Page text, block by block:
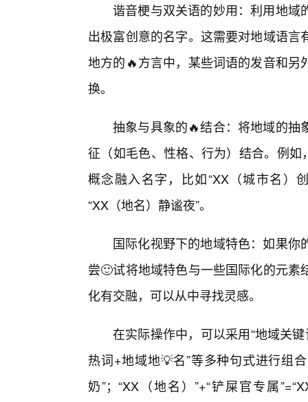
谐音梗与双关语的妙用：利用地域
出极富创意的名字。这需要对地域语
地方的🔥方言中，某些词语的发音和
换。
抽象与具象的🔥结合：将地域的抽
征（如毛色、性格、行为）结合。例
概念融入名字，比如“XX（城市名）
“XX（地名）静谧夜”。
国际化视野下的地域特色：如果
尝🙂试将地域特色与一些国际化的元
化有交融，可以从中寻找灵感。
在实际操作中，可以采用“地域关
热词+地域地💡名”等多种句式进行组
奶”；“XX（地名）”+“铲屎官专属